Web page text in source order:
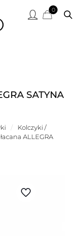
0
SATYNA
/
Kolczyki /
ALLEGRA